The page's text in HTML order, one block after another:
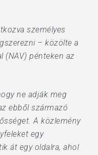
személyes
– közölte a
(NAV) pénteken az
ne adják meg
ebből származó
A közlemény
egy
át egy oldalra, ahol